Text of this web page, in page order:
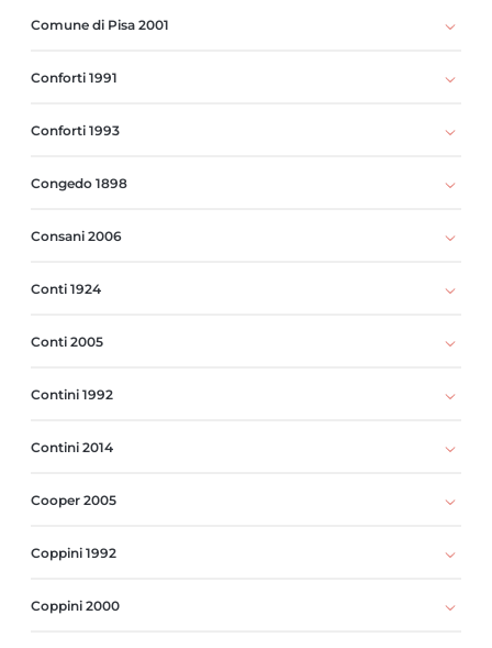
Comune di Pisa 2001
Conforti 1991
Conforti 1993
Congedo 1898
Consani 2006
Conti 1924
Conti 2005
Contini 1992
Contini 2014
Cooper 2005
Coppini 1992
Coppini 2000